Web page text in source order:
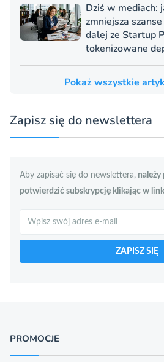
Dziś w mediach:
zmniejsza
dalej ze Startup
tokenizowane
Pokaż wszystkie
Zapisz się do newslettera
Aby zapisać się do newslettera, należy
potwierdzić subskrypcję klikając w
ZAPISZ SIĘ
PROMOCJE